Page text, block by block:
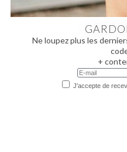
Ne loupez plus les
+
J'accepte de